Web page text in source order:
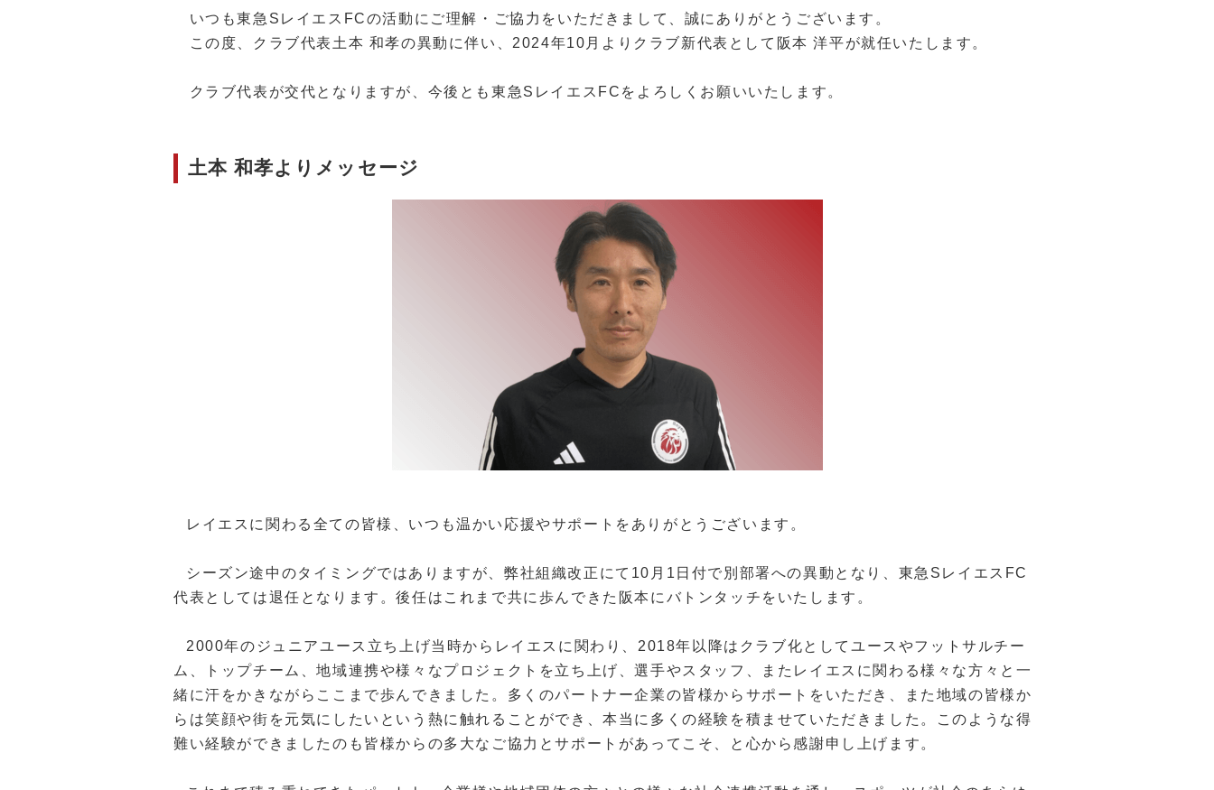
いつも東急SレイエスFCの活動にご理解・ご協力をいただきまして、誠にありがとうございます。
この度、クラブ代表土本 和孝の異動に伴い、2024年10月よりクラブ新代表として阪本 洋平が就任いたします。
クラブ代表が交代となりますが、 今後とも東急SレイエスFCをよろしくお願いいたします。
土本 和孝よりメッセージ
レイエスに関わる全ての皆様、いつも温かい応援やサポートをありがとうございます。
シーズン途中のタイミングではありますが、弊社組織改正にて 10 月 1 日付で別部署への異動となり、東急 S レイエス FC
代表としては退任となります。後任はこれまで共に歩んできた阪本にバトンタッチをいたします。
2000年のジュニアユース立ち上げ当時からレイエスに関わり、 2018年以降はクラブ化としてユースやフットサルチー
ム、トップチーム、地域連携や様々なプロジェクトを立ち上げ、選手やスタッフ、またレイエスに関わる様々な方々と一
緒に汗をかきながらここまで歩んできました。多くのパートナー企業の皆様からサポートをいただき、また地域の皆様か
らは笑顔や街を元気にしたいという熱に触れることができ、本当に多くの経験を積ませていただきました。このような得
難い経験ができましたのも皆様からの多大なご協力とサポートがあってこそ、と心から感謝申し上げます。